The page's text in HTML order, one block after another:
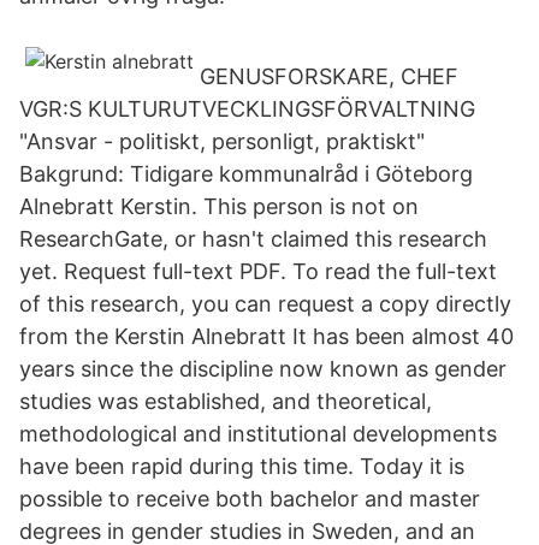
GENUSFORSKARE, CHEF
VGR:S KULTURUTVECKLINGSFÖRVALTNING
"Ansvar - politiskt, personligt, praktiskt"
Bakgrund: Tidigare kommunalråd i Göteborg
Alnebratt Kerstin. This person is not on
ResearchGate, or hasn't claimed this research
yet. Request full-text PDF. To read the full-text
of this research, you can request a copy directly
from the Kerstin Alnebratt It has been almost 40
years since the discipline now known as gender
studies was established, and theoretical,
methodological and institutional developments
have been rapid during this time. Today it is
possible to receive both bachelor and master
degrees in gender studies in Sweden, and an